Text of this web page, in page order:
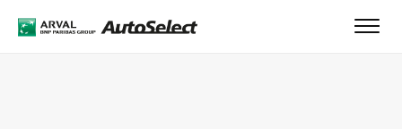
Toggle